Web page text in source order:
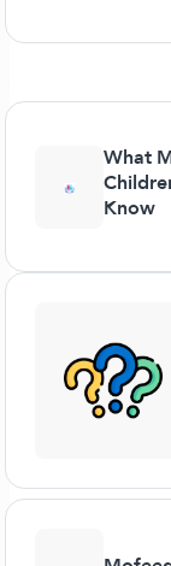
What
Know